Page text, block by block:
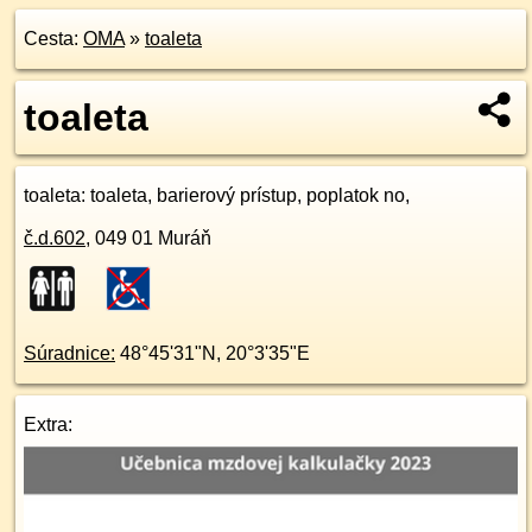
Cesta: OMA» toaleta
toaleta
toaleta: toaleta, barierový prístup, poplatok no,
č.d.602, 049 01 Muráň
Súradnice: 48°45'31"N , 20°3'35"E
Extra: